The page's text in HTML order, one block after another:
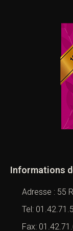
Informations
Adresse : 55
Tel:
Fax: